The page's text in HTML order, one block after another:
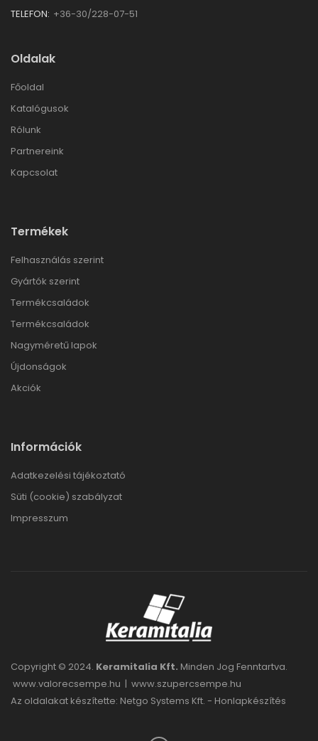
TELEFON: +36-30/228-07-51
Oldalak
Főoldal
Katalógusok
Rólunk
Partnereink
Kapcsolat
Termékek
Felhasználás szerint
Gyártók szerint
Termékcsaládok
Termékcsaládok
Nagyméretű lapok
Újdonságok
Akciók
Információk
Adatkezelési tájékoztató
Süti (cookie) szabályzat
Impresszum
Copyright © 2024. Keramitalia Kft. Minden Jog Fenntartva.
www.valorecsempe.hu | www.szupercsempe.hu
Az oldalakat készítette: Netgo Systems Kft. - Honlapkészítés